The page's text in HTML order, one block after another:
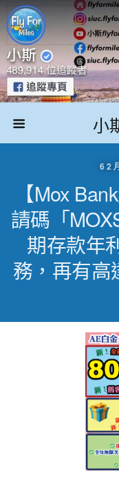
小
6 2
【Mox
請碼「
期存款年
務，再有高